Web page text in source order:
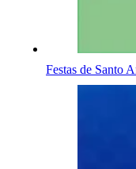
Festas de Santo